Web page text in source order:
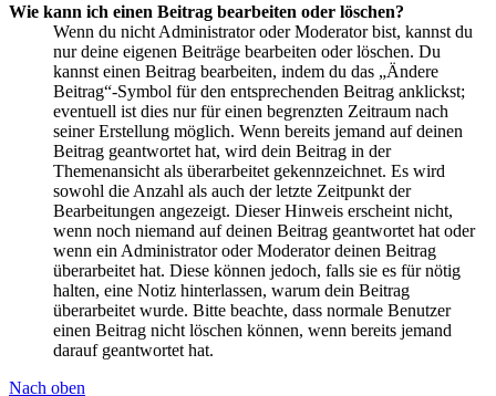
Wie kann ich einen Beitrag bearbeiten oder löschen?
Wenn du nicht Administrator oder Moderator bist, kannst du
nur deine eigenen Beiträge bearbeiten oder löschen. Du
kannst einen Beitrag bearbeiten, indem du das „Ändere
Beitrag“-Symbol für den entsprechenden Beitrag anklickst;
eventuell ist dies nur für einen begrenzten Zeitraum nach
seiner Erstellung möglich. Wenn bereits jemand auf deinen
Beitrag geantwortet hat, wird dein Beitrag in der
Themenansicht als überarbeitet gekennzeichnet. Es wird
sowohl die Anzahl als auch der letzte Zeitpunkt der
Bearbeitungen angezeigt. Dieser Hinweis erscheint nicht,
wenn noch niemand auf deinen Beitrag geantwortet hat oder
wenn ein Administrator oder Moderator deinen Beitrag
überarbeitet hat. Diese können jedoch, falls sie es für nötig
halten, eine Notiz hinterlassen, warum dein Beitrag
überarbeitet wurde. Bitte beachte, dass normale Benutzer
einen Beitrag nicht löschen können, wenn bereits jemand
darauf geantwortet hat.
Nach oben